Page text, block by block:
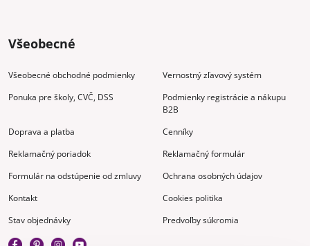
Všeobecné
Všeobecné obchodné podmienky
Vernostný zľavový systém
Ponuka pre školy, CVČ, DSS
Podmienky registrácie a nákupu
B2B
Doprava a platba
Cenníky
Reklamačný poriadok
Reklamačný formulár
Formulár na odstúpenie od zmluvy
Ochrana osobných údajov
Kontakt
Cookies politika
Stav objednávky
Predvoľby súkromia